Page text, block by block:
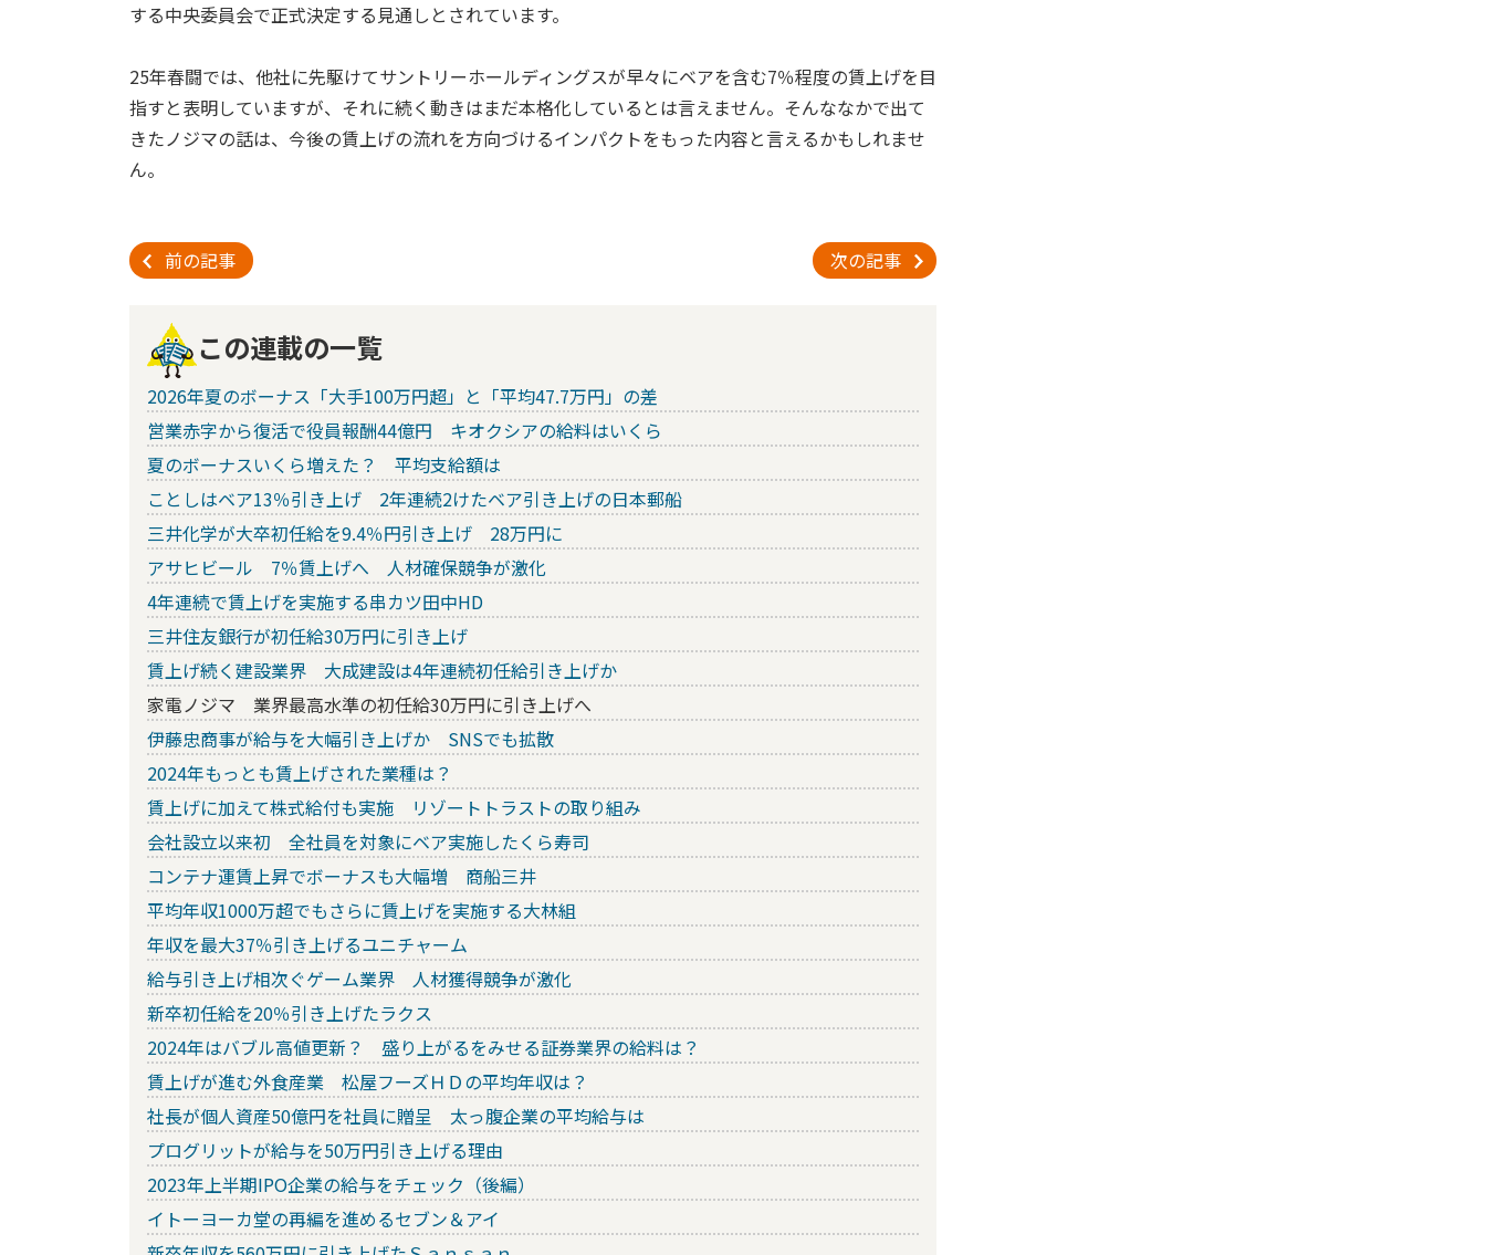
する中央委員会で正式決定する見通しとされています。
25年春闘では、他社に先駆けてサントリーホールディングスが早々にベアを含む7％程度の賃上げを目
指すと表明していますが、それに続く動きはまだ本格化しているとは言えません。そんななかで出て
きたノジマの話は、今後の賃上げの流れを方向づけるインパクトをもった内容と言えるかもしれませ
ん。
前の記事 次の記事
この連載の一覧
2026年夏のボーナス「大手100万円超」と「平均47.7万円」の差
営業赤字から復活で役員報酬44億円 キオクシアの給料はいくら
夏のボーナスいくら増えた？ 平均支給額は
ことしはベア13％引き上げ 2年連続2けたベア引き上げの日本郵船
三井化学が大卒初任給を9.4％円引き上げ 28万円に
アサヒビール 7％賃上げへ 人材確保競争が激化
4年連続で賃上げを実施する串カツ田中HD
三井住友銀行が初任給30万円に引き上げ
賃上げ続く建設業界 大成建設は4年連続初任給引き上げか
家電ノジマ 業界最高水準の初任給30万円に引き上げへ
伊藤忠商事が給与を大幅引き上げか SNSでも拡散
2024年もっとも賃上げされた業種は？
賃上げに加えて株式給付も実施 リゾートトラストの取り組み
会社設立以来初 全社員を対象にベア実施したくら寿司
コンテナ運賃上昇でボーナスも大幅増 商船三井
平均年収1000万超でもさらに賃上げを実施する大林組
年収を最大37％引き上げるユニチャーム
給与引き上げ相次ぐゲーム業界 人材獲得競争が激化
新卒初任給を20％引き上げたラクス
2024年はバブル高値更新？ 盛り上がるをみせる証券業界の給料は？
賃上げが進む外食産業 松屋フーズＨＤの平均年収は？
社長が個人資産50億円を社員に贈呈 太っ腹企業の平均給与は
プログリットが給与を50万円引き上げる理由
2023年上半期IPO企業の給与をチェック（後編）
イトーヨーカ堂の再編を進めるセブン＆アイ